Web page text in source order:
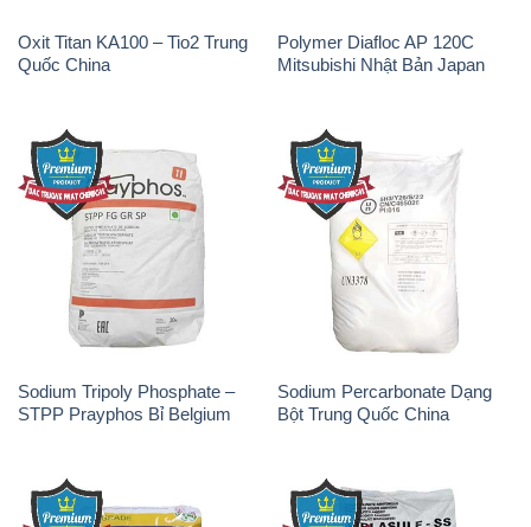
Oxit Titan KA100 – Tio2 Trung
Quốc China
Polymer Diafloc AP 120C
Mitsubishi Nhật Bản Japan
Sodium Tripoly Phosphate –
STPP Prayphos Bỉ Belgium
Sodium Percarbonate Dạng
Bột Trung Quốc China